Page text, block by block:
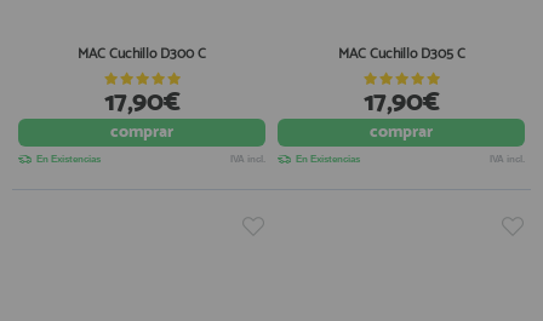
MAC Cuchillo D300 C
17,90€
comprar
En Existencias IVA incl.
MAC Cuchillo D305 C
17,90€
comprar
En Existencias IVA incl.